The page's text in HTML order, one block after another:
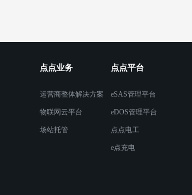
点点业务
运营商整体解决方案
物联网云平台
场站托管
点点平台
eSAS管理平台
eDOS管理平台
点点电工
e点充电